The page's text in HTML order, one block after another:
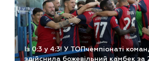
Із 0:3 у 4:3! У ТОПчемпіонаті
здійснила божевільний камбек за